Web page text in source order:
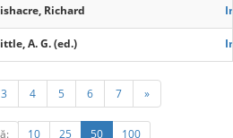
Richard
A. G. (ed.)
3 4 5 6 7 »
10 25 50 100